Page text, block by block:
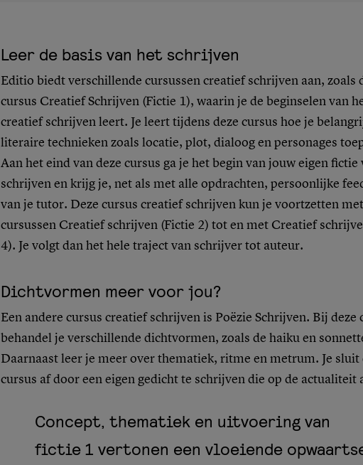
Leer de basis van het schrijven
Editio biedt verschillende cursussen creatief schrijven aan, zoals
cursus Creatief Schrijven (Fictie 1), waarin je de beginselen van
creatief schrijven leert. Je leert tijdens deze cursus hoe je
literaire technieken zoals locatie, plot, dialoog en personages
Aan het eind van deze cursus ga je het begin van jouw eigen fictie
schrijven en krijg je, net als met alle opdrachten, persoonlijke
van je tutor. Deze cursus creatief schrijven kun je voortzetten
cursussen Creatief schrijven (Fictie 2) tot en met Creatief
4). Je volgt dan het hele traject van schrijver tot auteur.
Dichtvormen meer voor jou?
Een andere cursus creatief schrijven is Poëzie Schrijven. Bij deze
behandel je verschillende dichtvormen, zoals de haiku en
Daarnaast leer je meer over thematiek, ritme en metrum. Je sluit
cursus af door een eigen gedicht te schrijven die op de actualiteit
Concept, thematiek en uitvoering van
fictie 1 vertonen een vloeiende